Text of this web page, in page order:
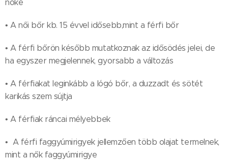
nőké
• A női bőr kb. 15 évvel idősebb,mint a férfi bőr
• A férfi bőrön később mutatkoznak az idősödés jelei, de
ha egyszer megjelennek, gyorsabb a változás
• A férfiakat leginkább a lógó bőr, a duzzadt és sötét
karikás szem sújtja
• A férfiak ráncai mélyebbek
• A férfi faggyúmirigyek jellemzően több olajat termelnek,
mint a nők faggyúmirigye